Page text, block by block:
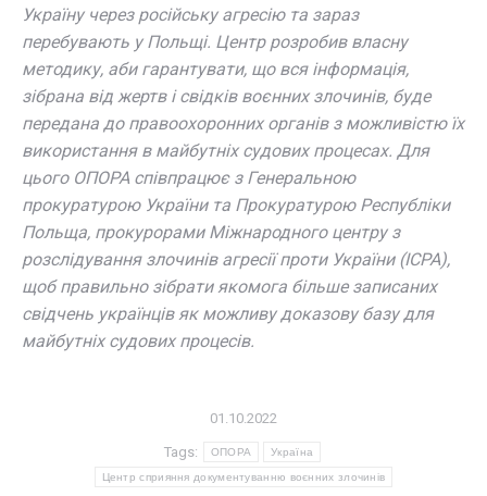
Україну через російську агресію та зараз
перебувають у Польщі. Центр розробив власну
методику, аби гарантувати, що вся інформація,
зібрана від жертв і свідків воєнних злочинів, буде
передана до правоохоронних органів з можливістю їх
використання в майбутніх судових процесах. Для
цього ОПОРА співпрацює з Генеральною
прокуратурою України та Прокуратурою Республіки
Польща, прокурорами Міжнародного центру з
розслідування злочинів агресії проти України (ICPA),
щоб правильно зібрати якомога більше записаних
свідчень українців як можливу доказову базу для
майбутніх судових процесів.
01.10.2022
Tags: ОПОРА Україна
Центр сприяння документуванню воєнних злочинів